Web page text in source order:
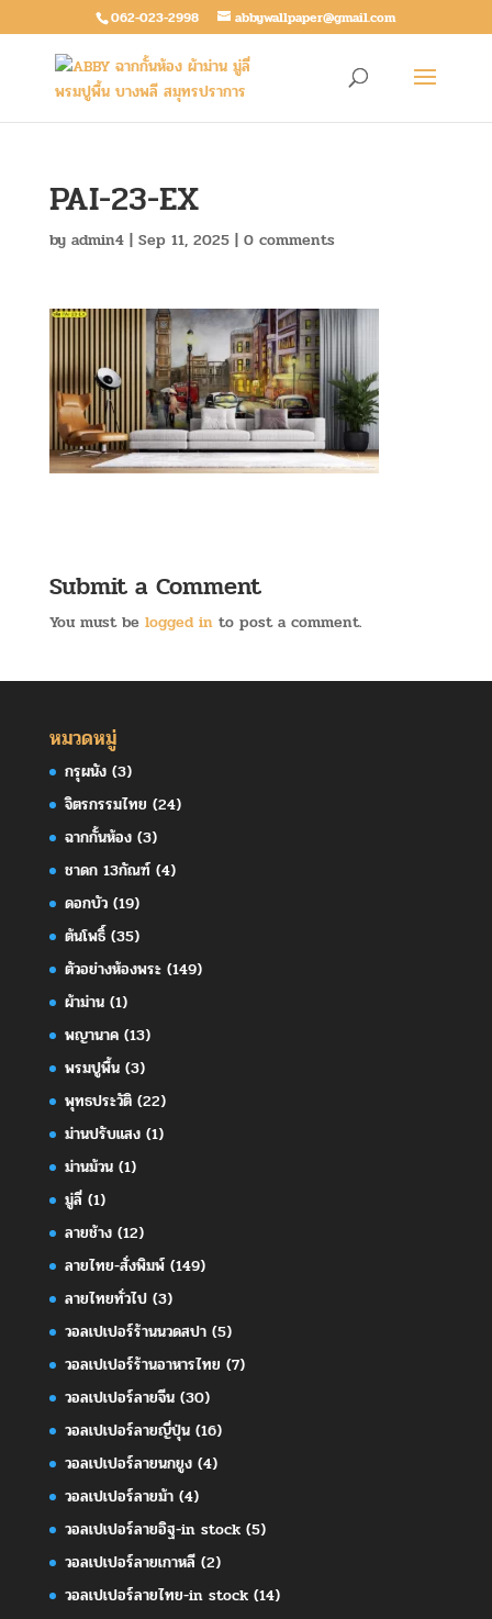
062-023-2998 abbywallpaper@gmail.com
PAI-23-EX
by admin4| Sep 11, 2025| 0 comments
Submit a Comment
You must be logged into post a comment.
หมวดหมู่
กรุผนัง(3)
จิตรกรรมไทย (24)
ฉากกั้นห้อง(3)
ชาดก 13กัณฑ์(4)
ดอกบัว(19)
ต้นโพธิ์(35)
ตัวอย่างห้องพระ(149)
ผ้าม่าน(1)
พญานาค(13)
พรมปูพื้น(3)
พุทธประวัติ(22)
ม่านปรับแสง(1)
ม่านม้วน(1)
มู่ลี่(1)
ลายช้าง(12)
ลายไทย-สั่งพิมพ์(149)
ลายไทยทั่วไป(3)
วอลเปเปอร์ร้านนวดสปา(5)
วอลเปเปอร์ร้านอาหารไทย (7)
วอลเปเปอร์ลายจีน(30)
วอลเปเปอร์ลายญี่ปุ่น(16)
วอลเปเปอร์ลายนกยูง(4)
วอลเปเปอร์ลายม้า(4)
วอลเปเปอร์ลายอิฐ-in stock(5)
วอลเปเปอร์ลายเกาหลี(2)
วอลเปเปอร์ลายไทย-in stock(14)